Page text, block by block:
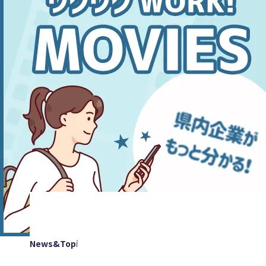
News&Topics